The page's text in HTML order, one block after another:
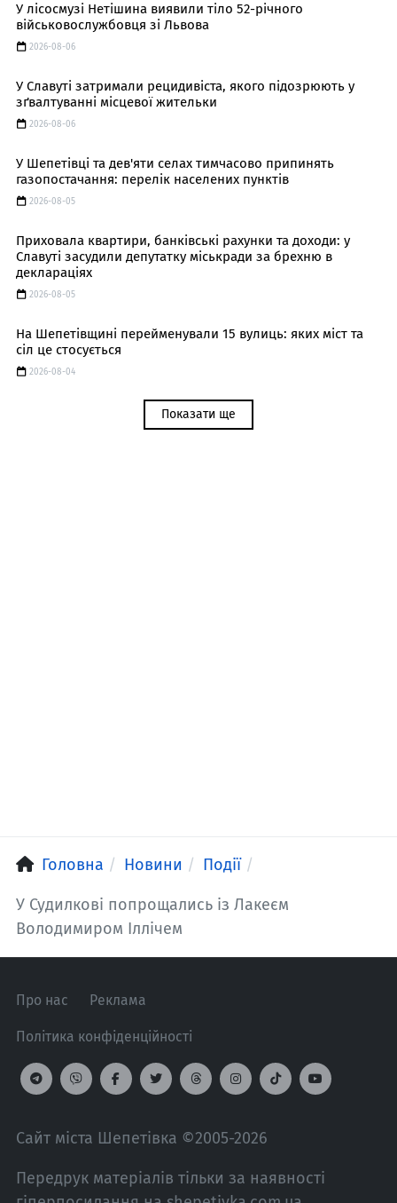
У лісосмузі Нетішина виявили тіло 52-річного
військовослужбовця зі Львова
2026-08-06
У Славуті затримали рецидивіста, якого підозрюють у
зґвалтуванні місцевої жительки
2026-08-06
У Шепетівці та дев'яти селах тимчасово припинять
газопостачання: перелік населених пунктів
2026-08-05
Приховала квартири, банківські рахунки та доходи: у
Славуті засудили депутатку міськради за брехню в
деклараціях
2026-08-05
На Шепетівщині перейменували 15 вулиць: яких міст та
сіл це стосується
2026-08-04
Показати ще
Головна Новини Події
У Судилкові попрощались із Лакеєм
Володимиром Іллічем
Про нас Реклама
Політика конфіденційності
Сайт міста Шепетівка ©2005-2026
Передрук матеріалів тільки за наявності